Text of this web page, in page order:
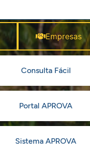
Empresas
Consulta Fácil
Portal APROVA
Sistema APROVA